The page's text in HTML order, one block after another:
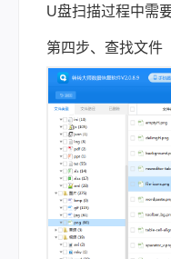
U盘扫描过程中需
第四步、查找文件